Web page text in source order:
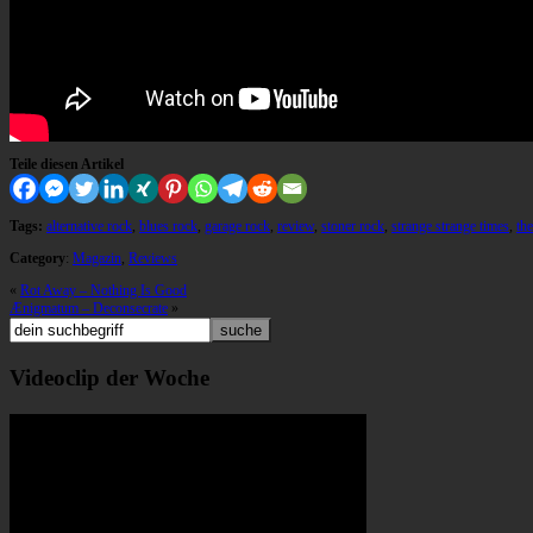
Teile diesen Artikel
Tags: alternative rock, blues rock, garage rock, review, stoner rock, strange strange times,
Category: Magazin, Reviews
« Rot Away – Nothing Is Good
Ænigmatum – Deconsecrate »
Videoclip der Woche